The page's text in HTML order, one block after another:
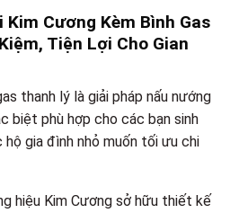
Kim Cương Kèm Bình Gas
Tiện Lợi Cho Gian
thanh lý là giải pháp nấu nướng
biệt phù hợp cho các bạn sinh
gia đình nhỏ muốn tối ưu chi
hiệu Kim Cương sở hữu thiết kế